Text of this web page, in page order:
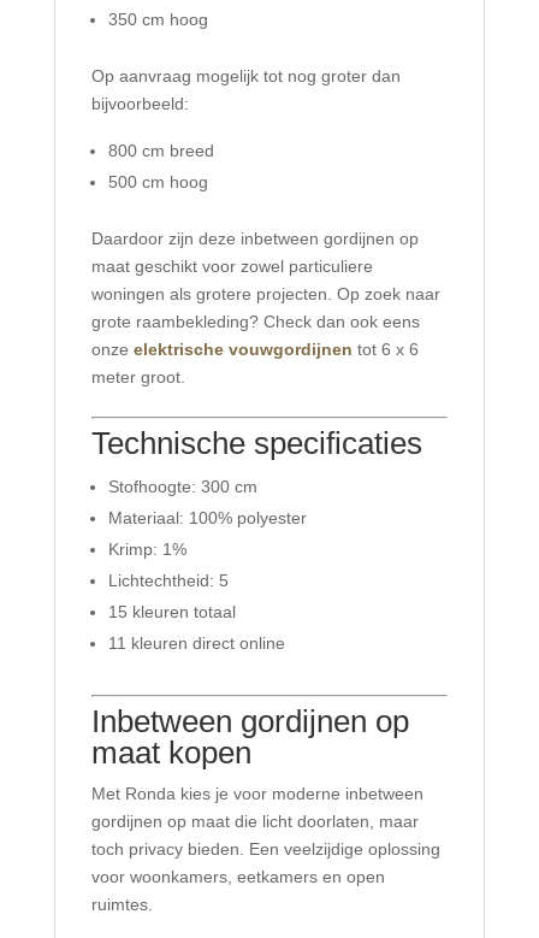
350 cm hoog
Op aanvraag mogelijk tot nog groter dan
bijvoorbeeld:
800 cm breed
500 cm hoog
Daardoor zijn deze inbetween gordijnen op
maat geschikt voor zowel particuliere
woningen als grotere projecten. Op zoek naar
grote raambekleding? Check dan ook eens
onze elektrische vouwgordijnen tot 6 x 6
meter groot.
Technische specificaties
Stofhoogte: 300 cm
Materiaal: 100% polyester
Krimp: 1%
Lichtechtheid: 5
15 kleuren totaal
11 kleuren direct online
Inbetween gordijnen op
maat kopen
Met Ronda kies je voor moderne inbetween
gordijnen op maat die licht doorlaten, maar
toch privacy bieden. Een veelzijdige oplossing
voor woonkamers, eetkamers en open
ruimtes.